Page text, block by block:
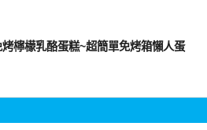
烤檸檬乳酪蛋糕~超簡單免烤箱懶人蛋